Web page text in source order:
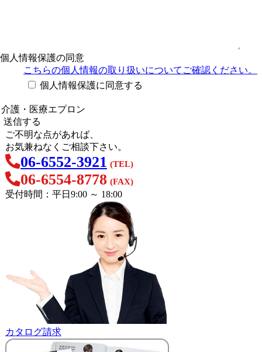
個人情報保護の同意
こちらの個人情報の取り扱いについてご確認ください。
個人情報保護に同意する
ご不明な点があれば、
お気兼ねなくご相談下さい。
06-6552-3921 (TEL)
06-6554-8778 (FAX)
受付時間：平日9:00 ～ 18:00
カタログ請求